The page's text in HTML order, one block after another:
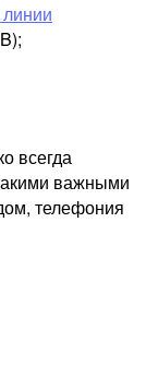
всегда
важными
телефония